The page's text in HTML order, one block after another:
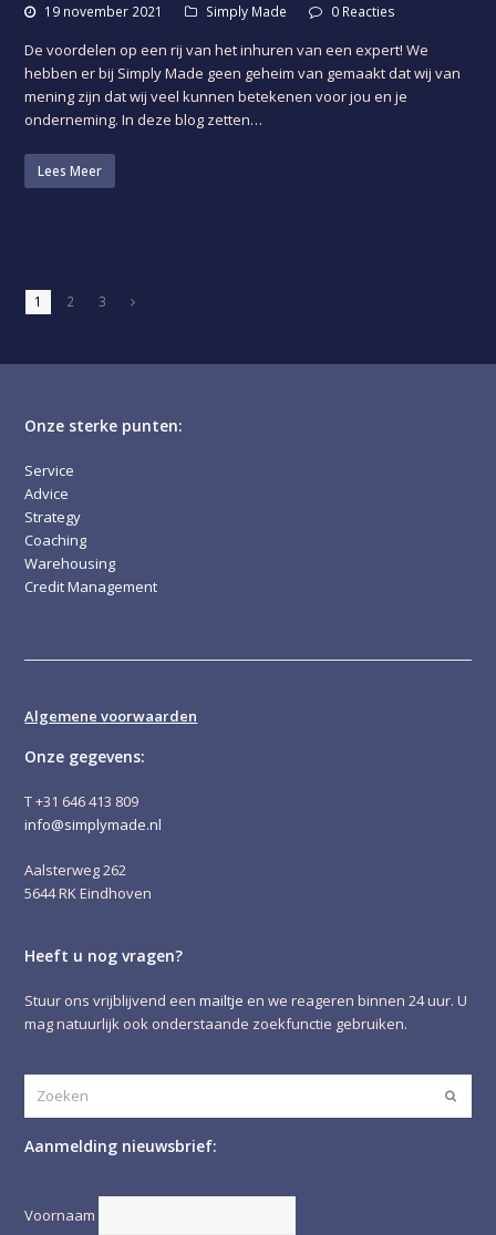
19 november 2021 Simply Made 0 Reacties
De voordelen op een rij van het inhuren van een expert! We
hebben er bij Simply Made geen geheim van gemaakt dat wij van
mening zijn dat wij veel kunnen betekenen voor jou en je
onderneming. In deze blog zetten…
Lees Meer
Page
1 Page
2 Page
3 Volgende
Onze sterke punten:
Service
Advice
Strategy
Coaching
Warehousing
Credit Management
Algemene voorwaarden
Onze gegevens:
T +31 646 413 809
info@simplymade.nl
Aalsterweg 262
5644 RK Eindhoven
Heeft u nog vragen?
Stuur ons vrijblijvend eenmailtje en we reageren binnen 24 uur. U
mag natuurlijk ook onderstaande zoekfunctie gebruiken.
Aanmelding nieuwsbrief:
Voornaam